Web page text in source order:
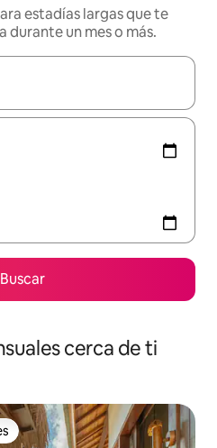
estadías largas que te
durante un mes o más.
disponibles, navega con las
Buscar
cerca de ti